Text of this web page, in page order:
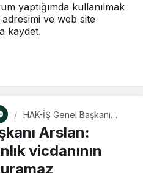
yaptığımda kullanılmak
adresimi ve web site
kaydet.
HAK-İŞ Genel Başkanı
Arslan: Hiçbir fırtına
insanlık vicdanının
yolculuğunu durduramaz
Arslan:
vicdanının